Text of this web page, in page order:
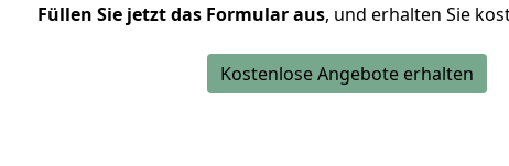
Füllen Sie jetzt das Formular aus, und erhalten Sie
Kostenlose Angebote erhalten